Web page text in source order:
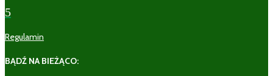
5
Regulamin
BĄDŹ NA BIEŻĄCO: